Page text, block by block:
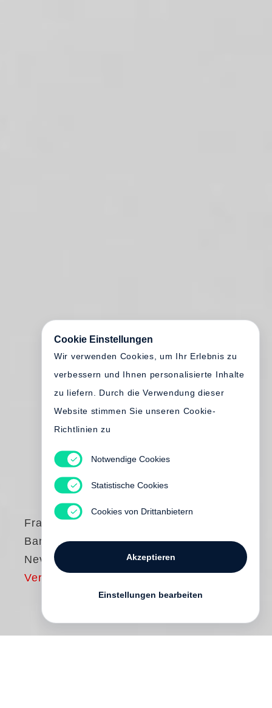
Francois-Marie
Banier
Never stop dancing
Vergriffen
Cookie Einstellungen
Wir verwenden Cookies, um Ihr Erlebnis zu
verbessern und Ihnen personalisierte Inhalte
zu liefern. Durch die Verwendung dieser
Website stimmen Sie unseren Cookie-
Richtlinien zu
Notwendige Cookies
Statistische Cookies
Cookies von Drittanbietern
Akzeptieren
Einstellungen bearbeiten